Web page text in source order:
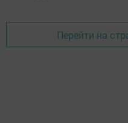
Перейти на